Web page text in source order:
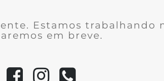
Estamos trabalhando
em breve.